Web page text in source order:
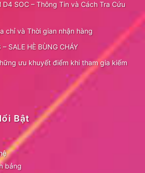
D4 SOC – Thông Tin và Cách Tra Cứu
chỉ và Thời gian nhận hàng
SALE HÈ BÙNG CHÁY
ưu khuyết điểm khi tham gia kiếm
Bật
bảng